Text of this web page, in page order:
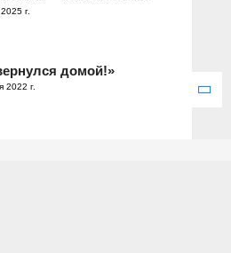
г.
домой!»
2022 г.